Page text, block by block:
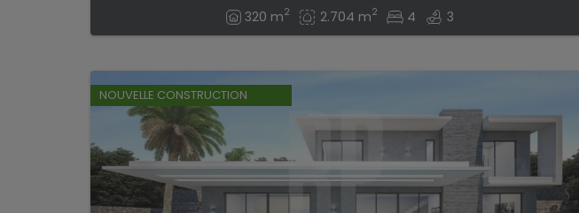
320 m2 2.704 m2 4 3
NOUVELLE CONSTRUCTION